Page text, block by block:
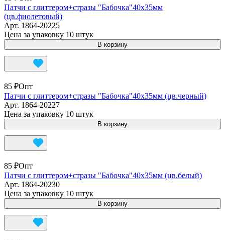
Патчи с глиттером+стразы "Бабочка"40х35мм
(цв.фиолетовый)
Арт. 1864-20225
Цена за упаковку 10 штук
В корзину
85 ₽Опт
Патчи с глиттером+стразы "Бабочка"40х35мм (цв.черный)
Арт. 1864-20227
Цена за упаковку 10 штук
В корзину
85 ₽Опт
Патчи с глиттером+стразы "Бабочка"40х35мм (цв.белый)
Арт. 1864-20230
Цена за упаковку 10 штук
В корзину